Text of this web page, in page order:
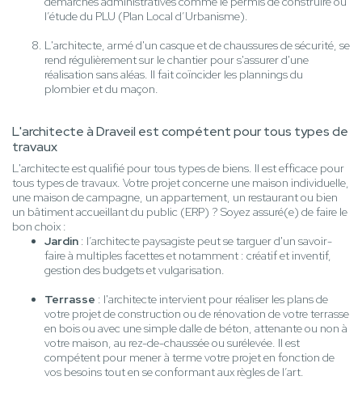
l’étude du PLU (Plan Local d’Urbanisme).
L'architecte, armé d'un casque et de chaussures de sécurité, se
rend régulièrement sur le chantier pour s'assurer d'une
réalisation sans aléas. Il fait coïncider les plannings du
plombier et du maçon.
L'architecte à Draveil est compétent pour tous types de
travaux
L'architecte est qualifié pour tous types de biens. Il est efficace pour
tous types de travaux. Votre projet concerne une maison individuelle,
une maison de campagne, un appartement, un restaurant ou bien
un bâtiment accueillant du public (ERP) ? Soyez assuré(e) de faire le
bon choix :
Jardin : l’architecte paysagiste peut se targuer d'un savoir-
faire à multiples facettes et notamment : créatif et inventif,
gestion des budgets et vulgarisation.
Terrasse : l'architecte intervient pour réaliser les plans de
votre projet de construction ou de rénovation de votre terrasse
en bois ou avec une simple dalle de béton, attenante ou non à
votre maison, au rez-de-chaussée ou surélevée. Il est
compétent pour mener à terme votre projet en fonction de
vos besoins tout en se conformant aux règles de l’art.